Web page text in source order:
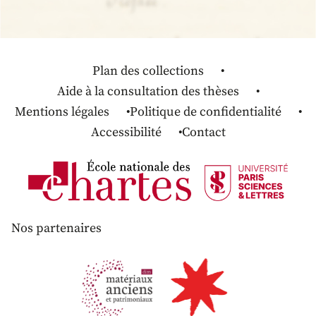
Plan des collections
Aide à la consultation des thèses
Mentions légales
Politique de confidentialité
Accessibilité
Contact
Nos partenaires